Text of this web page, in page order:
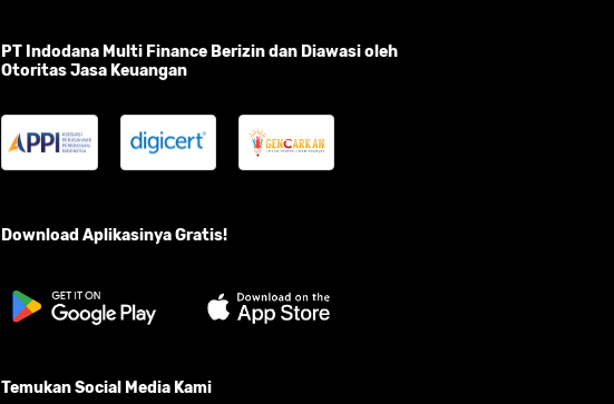
PT Indodana Multi Finance Berizin dan Diawasi oleh
Otoritas Jasa Keuangan
Download Aplikasinya Gratis!
Temukan Social Media Kami